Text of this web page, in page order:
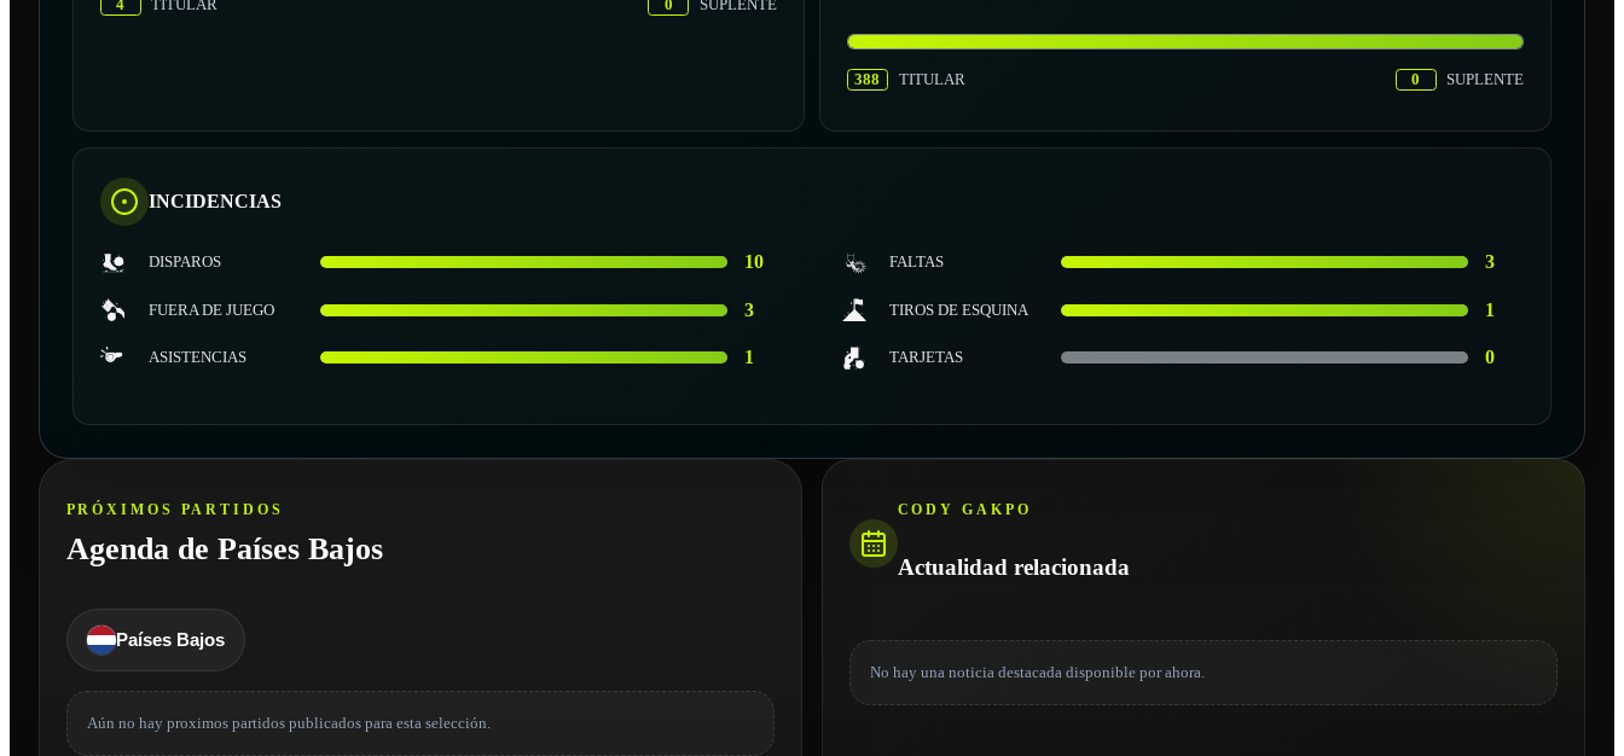
4 TITULAR 0 SUPLENTE
388 TITULAR 0 SUPLENTE
INCIDENCIAS
DISPAROS 10 FALTAS 3
FUERA DE JUEGO 3 TIROS DE ESQUINA 1
ASISTENCIAS 1 TARJETAS 0
PRÓXIMOS PARTIDOS
Agenda de Países Bajos
Países Bajos
Aún no hay proximos partidos publicados para esta selección.
CODY GAKPO
Actualidad relacionada
No hay una noticia destacada disponible por ahora.